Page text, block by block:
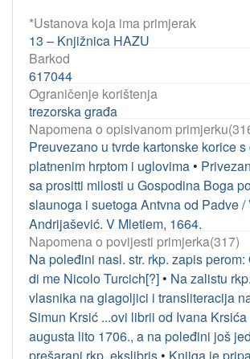
*Ustanova koja ima primjerak
13 – Knjižnica HAZU
Barkod
617044
Ograničenje korištenja
trezorska građa
Napomena o opisivanom
Preuvezano u tvrde kartonske korice s
platnenim hrptom i uglovima •
sa prositti milosti u Gospodina Boga
slaunoga i suetoga Antvna od Padve /
Andrijašević. V Mletiem, 1664.
Napomena o povijesti primjerka(317)
Na poleđini nasl. str. rkp. zapis
di me Nicolo Turcich[?] • Na zalistu
vlasnika na glagoljici i transliteracija
Simun Krsić ...ovi librii od Ivana
augusta lito 1706., a na poleđini još